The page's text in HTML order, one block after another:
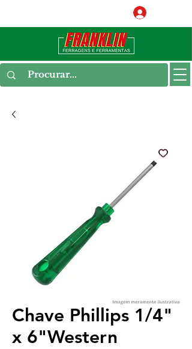
Chave Phillips 1/4"
x 6"Western